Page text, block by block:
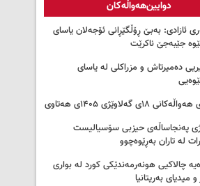
دوایین‌هەواڵەکان
ئازادی: بەبێ ڕۆڵگێڕانی ئۆجەلان یاسای
جێبەجێ ناکرێت
دەمیرتاش و مزراکلی لە یاسای
۱۸ی گەلاوێژی ۱۴۰۵ی هەتاوی
پەنجاساڵەی حیزبی سۆسیالیست
لە تاران بەڕێوەچوو
چالاکیی هونەرمەندێکی کورد لە بواری
میدیای بەریتانیا